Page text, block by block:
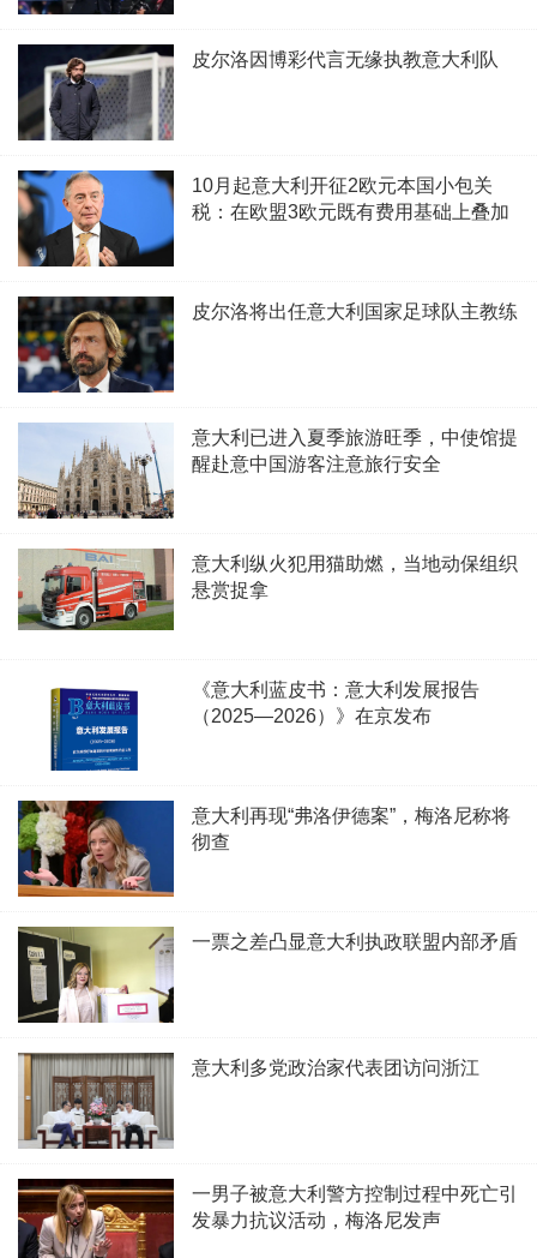
皮尔洛因博彩代言无缘执教意大利队
10月起意大利开征2欧元本国小包关
税：在欧盟3欧元既有费用基础上叠加
皮尔洛将出任意大利国家足球队主教练
意大利已进入夏季旅游旺季，中使馆提
醒赴意中国游客注意旅行安全
意大利纵火犯用猫助燃，当地动保组织
悬赏捉拿
《意大利蓝皮书：意大利发展报告
（2025—2026）》在京发布
意大利再现“弗洛伊德案”，梅洛尼称将
彻查
一票之差凸显意大利执政联盟内部矛盾
意大利多党政治家代表团访问浙江
一男子被意大利警方控制过程中死亡引
发暴力抗议活动，梅洛尼发声